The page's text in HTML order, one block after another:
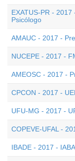
EXATUS-PR -
Psicólogo
AMAUC - 2017 -
NUCEPE - 2017 -
AMEOSC - 2017 -
CPCON - 2017 -
UFU-MG - 2017 -
COPEVE-UFAL -
IBADE - 2017 -